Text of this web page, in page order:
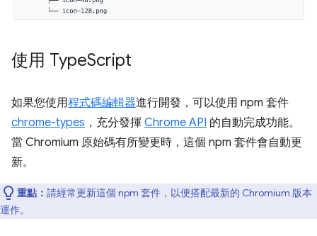
使用 TypeScript
如果您使用程式碼編輯器進行開發，可以使用 npm 套件
chrome-types ，充分發揮 Chrome API 的自動完成功能。
當 Chromium 原始碼有所變更時，這個 npm 套件會自動更
新。
重點： 請經常更新這個 npm 套件，以便搭配最新的 Chromium 版本
運作。